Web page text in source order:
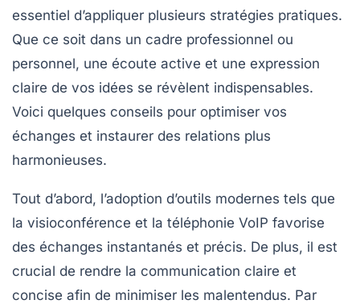
essentiel d’appliquer plusieurs stratégies pratiques.
Que ce soit dans un cadre professionnel ou
personnel, une écoute active et une expression
claire de vos idées se révèlent indispensables.
Voici quelques conseils pour optimiser vos
échanges et instaurer des relations plus
harmonieuses.
Tout d’abord, l’adoption d’outils modernes tels que
la visioconférence et la téléphonie VoIP favorise
des échanges instantanés et précis. De plus, il est
crucial de rendre la communication claire et
concise afin de minimiser les malentendus. Par